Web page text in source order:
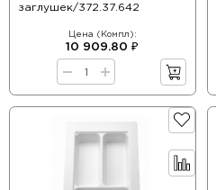
заглушек/372.37.642
Цена (Компл):
10 909.80 ₽